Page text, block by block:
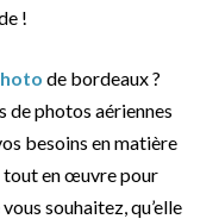
!
de bordeaux ?
photos aériennes
besoins en matière
tout en œuvre pour
souhaitez, qu’elle